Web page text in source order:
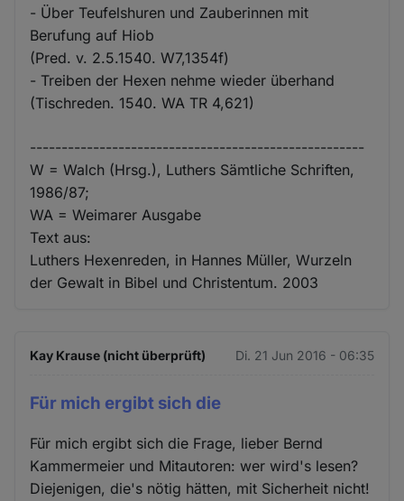
- Über Teufelshuren und Zauberinnen mit
Berufung auf Hiob
(Pred. v. 2.5.1540. W7,1354f)
- Treiben der Hexen nehme wieder überhand
(Tischreden. 1540. WA TR 4,621)
-----------------------------------------------------
W = Walch (Hrsg.), Luthers Sämtliche Schriften,
1986/87;
WA = Weimarer Ausgabe
Text aus:
Luthers Hexenreden, in Hannes Müller, Wurzeln
der Gewalt in Bibel und Christentum. 2003
Kay Krause (nicht überprüft) Di. 21 Jun 2016 - 06:35
Für mich ergibt sich die
Für mich ergibt sich die Frage, lieber Bernd
Kammermeier und Mitautoren: wer wird's lesen?
Diejenigen, die's nötig hätten, mit Sicherheit nicht!